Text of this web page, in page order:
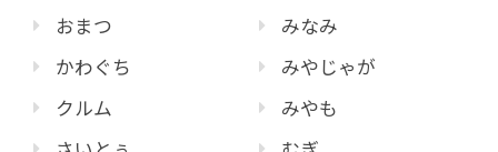
おまつ
かわぐち
クルム
みなみ
みやじゃが
みやも